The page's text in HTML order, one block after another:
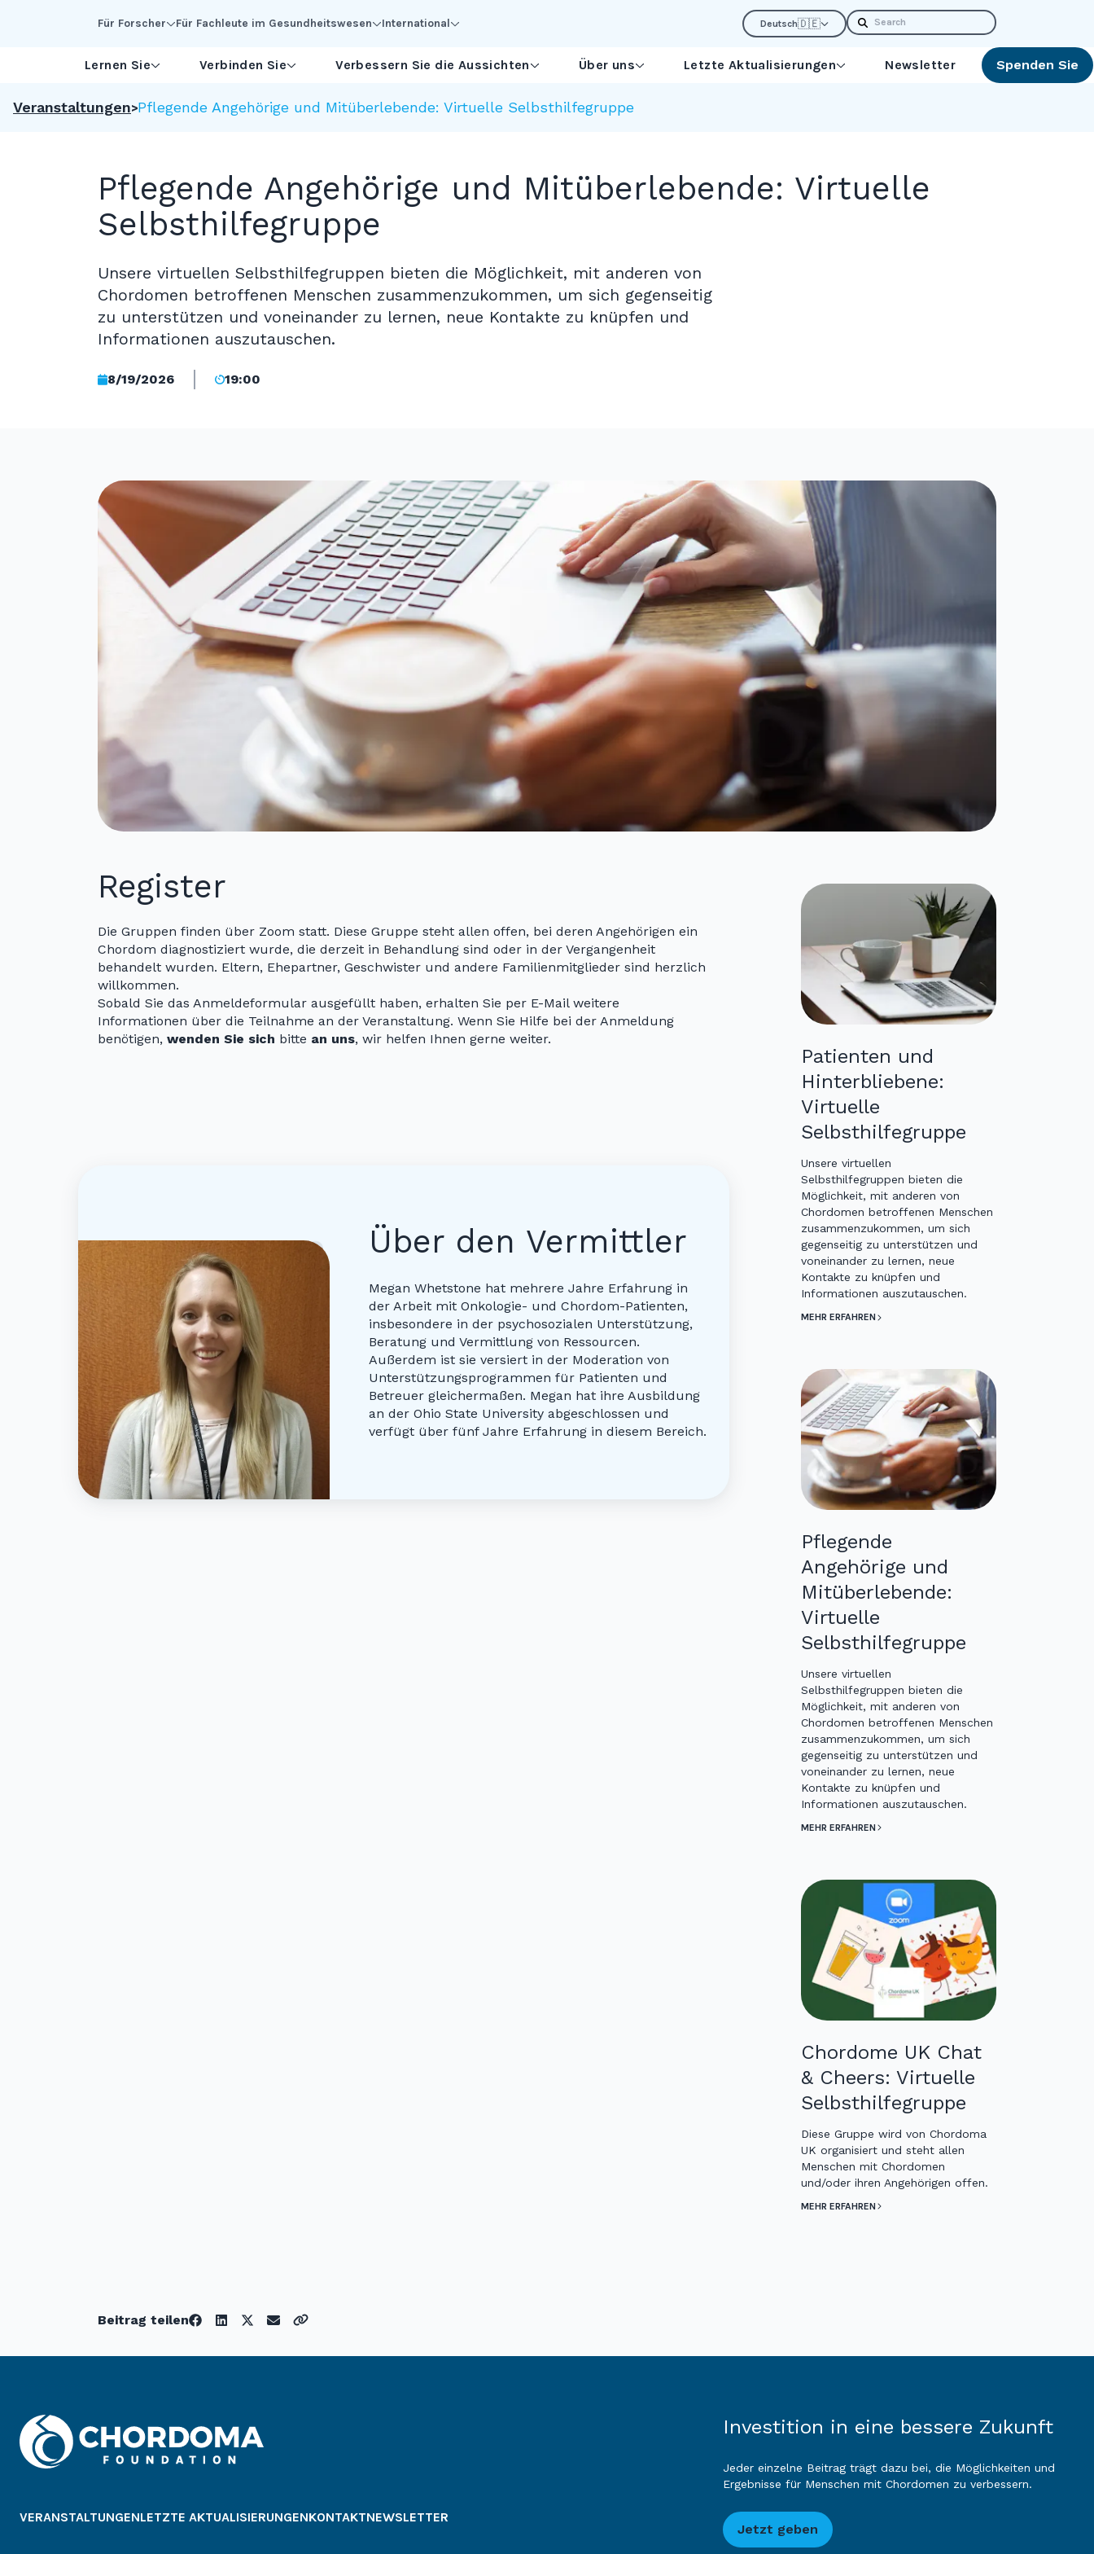
Für Forscher Für Fachleute im Gesundheitswesen International Deutsch🇩🇪 Search
Lernen Sie Verbinden Sie Verbessern Sie die Aussichten Über uns Letzte Aktualisierungen Newsletter Spenden Sie
Veranstaltungen Pflegende Angehörige und Mitüberlebende: Virtuelle Selbsthilfegruppe
Pflegende Angehörige und Mitüberlebende: Virtuelle
Selbsthilfegruppe
Unsere virtuellen Selbsthilfegruppen bieten die Möglichkeit, mit anderen von
Chordomen betroffenen Menschen zusammenzukommen, um sich gegenseitig
zu unterstützen und voneinander zu lernen, neue Kontakte zu knüpfen und
Informationen auszutauschen.
8/19/2026 19:00
Register
Die Gruppen finden über Zoom statt. Diese Gruppe steht allen offen, bei deren Angehörigen ein
Chordom diagnostiziert wurde, die derzeit in Behandlung sind oder in der Vergangenheit
behandelt wurden. Eltern, Ehepartner, Geschwister und andere Familienmitglieder sind herzlich
willkommen.
Sobald Sie das Anmeldeformular ausgefüllt haben, erhalten Sie per E-Mail weitere
Informationen über die Teilnahme an der Veranstaltung. Wenn Sie Hilfe bei der Anmeldung
benötigen, wenden Sie sich bitte an uns, wir helfen Ihnen gerne weiter.
Über den Vermittler
Megan Whetstone hat mehrere Jahre Erfahrung in
der Arbeit mit Onkologie- und Chordom-Patienten,
insbesondere in der psychosozialen Unterstützung,
Beratung und Vermittlung von Ressourcen.
Außerdem ist sie versiert in der Moderation von
Unterstützungsprogrammen für Patienten und
Betreuer gleichermaßen. Megan hat ihre Ausbildung
an der Ohio State University abgeschlossen und
verfügt über fünf Jahre Erfahrung in diesem Bereich.
Patienten und
Hinterbliebene:
Virtuelle
Selbsthilfegruppe
Unsere virtuellen
Selbsthilfegruppen bieten die
Möglichkeit, mit anderen von
Chordomen betroffenen Menschen
zusammenzukommen, um sich
gegenseitig zu unterstützen und
voneinander zu lernen, neue
Kontakte zu knüpfen und
Informationen auszutauschen.
MEHR ERFAHREN
Pflegende
Angehörige und
Mitüberlebende:
Virtuelle
Selbsthilfegruppe
Unsere virtuellen
Selbsthilfegruppen bieten die
Möglichkeit, mit anderen von
Chordomen betroffenen Menschen
zusammenzukommen, um sich
gegenseitig zu unterstützen und
voneinander zu lernen, neue
Kontakte zu knüpfen und
Informationen auszutauschen.
MEHR ERFAHREN
Chordome UK Chat
& Cheers: Virtuelle
Selbsthilfegruppe
Diese Gruppe wird von Chordoma
UK organisiert und steht allen
Menschen mit Chordomen
und/oder ihren Angehörigen offen.
MEHR ERFAHREN
Beitrag teilen
VERANSTALTUNGENLETZTE AKTUALISIERUNGENKONTAKTNEWSLETTER
Investition in eine bessere Zukunft
Jeder einzelne Beitrag trägt dazu bei, die Möglichkeiten und
Ergebnisse für Menschen mit Chordomen zu verbessern.
Jetzt geben